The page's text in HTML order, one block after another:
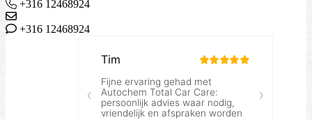
+316 12468924
+316 12468924